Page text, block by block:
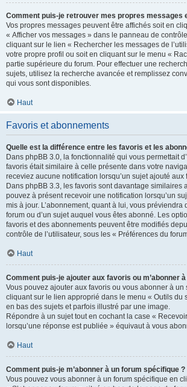
Comment puis-je retrouver mes propres messages
Vos propres messages peuvent être affichés soit en
« Afficher vos messages » dans le panneau de
cliquant sur le lien « Rechercher les messages de
votre propre profil ou soit en cliquant sur le menu «
partie supérieure du forum. Pour effectuer une
sujets, utilisez la recherche avancée et remplissez
qui vous sont disponibles.
Haut
Favoris et abonnements
Quelle est la différence entre les favoris et les
Dans phpBB 3.0, la fonctionnalité qui vous permettait
favoris était similaire à celle présente dans votre
receviez aucune notification lorsqu’un sujet ajouté aux
Dans phpBB 3.3, les favoris sont davantage similaires
pouvez à présent recevoir une notification lorsqu’un
mis à jour. L’abonnement, quant à lui, vous préviendra
forum ou d’un sujet auquel vous êtes abonné. Les
favoris et des abonnements peuvent être modifiés
contrôle de l’utilisateur, sous les « Préférences du
Haut
Comment puis-je ajouter aux favoris ou m’abonner
Vous pouvez ajouter aux favoris ou vous abonner à un
cliquant sur le lien approprié dans le menu « Outils du
en bas des sujets et parfois illustré par une image.
Répondre à un sujet tout en cochant la case «
lorsqu’une réponse est publiée » équivaut à vous
Haut
Comment puis-je m’abonner à un forum spécifique ?
Vous pouvez vous abonner à un forum spécifique en